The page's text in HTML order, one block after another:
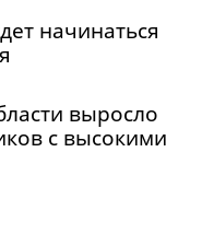
начинаться
выросло
с высокими